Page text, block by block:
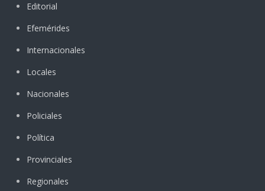
Editorial
Efemérides
Internacionales
Locales
Nacionales
Policiales
Política
Provinciales
Regionales